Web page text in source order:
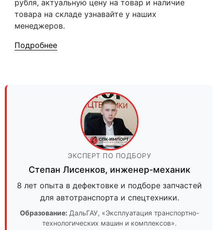
рубля, актуальную цену на товар и наличие
товара на складе узнавайте у наших
менеджеров.
Подробнее
ЭКСПЕРТ ПО ПОДБОРУ
Степан Лисенков, инженер-механик
8 лет опыта в дефектовке и подборе запчастей
для автотранспорта и спецтехники.
Образование: ДальГАУ, «Эксплуатация транспортно-
технологических машин и комплексов».